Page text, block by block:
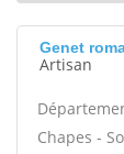
Genet
Artisan
Chapes -